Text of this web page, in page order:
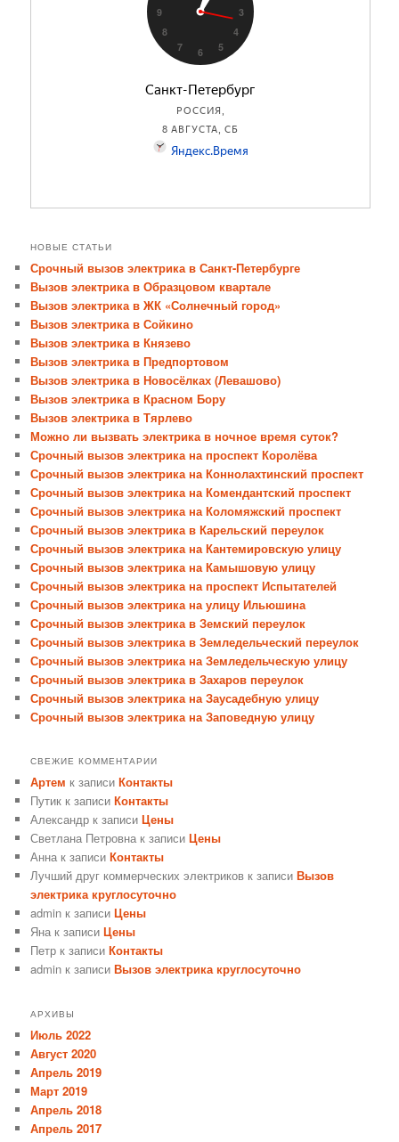
НОВЫЕ СТАТЬИ
Срочный вызов электрика в Санкт-Петербурге
Вызов электрика в Образцовом квартале
Вызов электрика в ЖК «Солнечный город»
Вызов электрика в Сойкино
Вызов электрика в Князево
Вызов электрика в Предпортовом
Вызов электрика в Новосёлках (Левашово)
Вызов электрика в Красном Бору
Вызов электрика в Тярлево
Можно ли вызвать электрика в ночное время суток?
Срочный вызов электрика на проспект Королёва
Срочный вызов электрика на Коннолахтинский проспект
Срочный вызов электрика на Комендантский проспект
Срочный вызов электрика на Коломяжский проспект
Срочный вызов электрика в Карельский переулок
Срочный вызов электрика на Кантемировскую улицу
Срочный вызов электрика на Камышовую улицу
Срочный вызов электрика на проспект Испытателей
Срочный вызов электрика на улицу Ильюшина
Срочный вызов электрика в Земский переулок
Срочный вызов электрика в Земледельческий переулок
Срочный вызов электрика на Земледельческую улицу
Срочный вызов электрика в Захаров переулок
Срочный вызов электрика на Заусадебную улицу
Срочный вызов электрика на Заповедную улицу
СВЕЖИЕ КОММЕНТАРИИ
Артем к записиКонтакты
Путик к записиКонтакты
Александр к записиЦены
Светлана Петровна к записиЦены
Анна к записиКонтакты
Лучший друг коммерческих электриков к записиВызов
электрика круглосуточно
admin к записиЦены
Яна к записиЦены
Петр к записиКонтакты
admin к записиВызов электрика круглосуточно
АРХИВЫ
Июль 2022
Август 2020
Апрель 2019
Март 2019
Апрель 2018
Апрель 2017